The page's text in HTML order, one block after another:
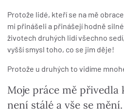
Protože lidé, kteří se na mě
mi přinášeli a přinášejí hodně
životech druhých lidí všechno
vyšší smysl toho, co se jim děje!
Protože u druhých to vidíme
Moje práce mě přivedla
není stálé a vše se mění.